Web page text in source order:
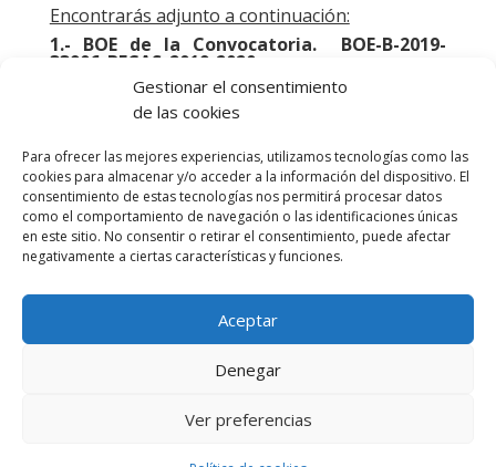
Gestionar el consentimiento
de las cookies
Para ofrecer las mejores experiencias, utilizamos tecnologías como las
cookies para almacenar y/o acceder a la información del dispositivo. El
consentimiento de estas tecnologías nos permitirá procesar datos
como el comportamiento de navegación o las identificaciones únicas
en este sitio. No consentir o retirar el consentimiento, puede afectar
negativamente a ciertas características y funciones.
Aceptar
Denegar
Ver preferencias
Encontrarás adjunto a continuación:
1.- BOE de la Convocatoria. BOE-B-2019-
33906_BECAS_2019-2020
2.- BOE: Umbrales de Renta y Patrimonio.
BOE-A-2019-10359_UMBRALES DE RENTA Y
PATRIMONIO_BECAS 2019-2020
Un enlace a nuestraGuía para solicitar tu
beca del Ministerio paso a paso.